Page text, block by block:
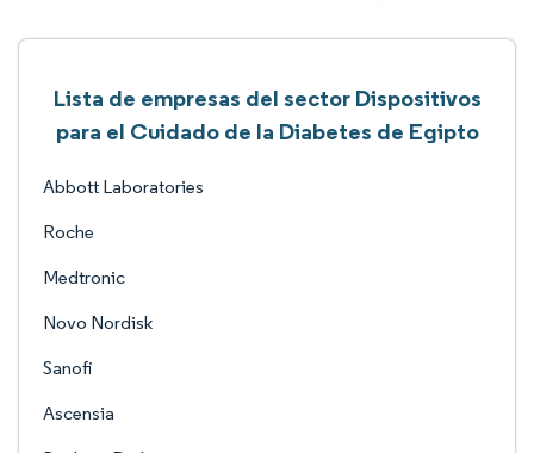
Lista de empresas del sector Dispositivos
para el Cuidado de la Diabetes de Egipto
Abbott Laboratories
Roche
Medtronic
Novo Nordisk
Sanofi
Ascensia